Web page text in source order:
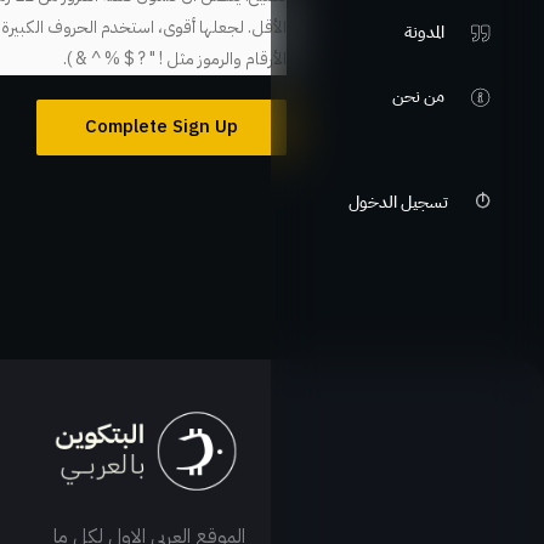
المدونة
من نحن
تسجيل الدخول
الأقل. لجعلها أقوى، استخدم الحروف
الأرقام والرموز مثل ! " ? $ % ^ & ).
الموقع العربي الاول لكل ما